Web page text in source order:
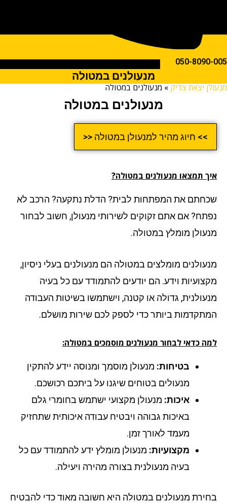
050-
מנעולנים במטולה
יצאת צדיק»מנעולנים במטולה
מנעולנים במטולה
>> חיוג מהיר למנעולן במטולה <<
תמצאו מנעולנים במטולה?
את המפתחות לבית? הדלת נתקעה? הרכב לא
אם אתם זקוקים לשירותי מנעולן, חשוב לבחור
מומלץ במטולה.
מומלצים במטולה הם מנעולנים בעלי ניסיון,
וידע. הם יודעים להתמודד עם כל בעיה
גדולה או קטנה, וישתמשו בשיטות העבודה
ביותר כדי לספק לכם שירות מושלם.
כדאי לבחור מנעולנים מוסמכים במטולה:
בטיחות:מנעולן מוסמך ומנוסה יידע להתקין
מנעולים בטוחים שיגנו על ביתכם רכושכם.
איכות:מנעולן מקצועי ישתמש בחומרי גלם
באיכות גבוהה ויבטיח עבודה איכותית שתחזיק
מעמד לאורך זמן.
מקצועיות:מנעולן מומלץ ידע להתמודד עם כל
בעיה מנעולנית בצורה מהירה ויעילה.
מנעולנים במטולה היא חשובה מאוד כדי להבטיח